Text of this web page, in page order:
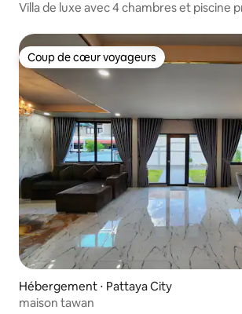
Villa de luxe avec 4 chambres et piscine
Coup de cœur voyageurs
Coup de cœur voyageurs
Hébergement ⋅ Pattaya City
maison tawan